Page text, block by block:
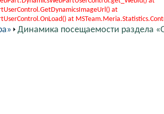
at
at
Динамика посещаемости раздела